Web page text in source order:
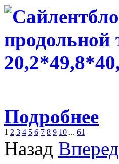
Подробнее
1 2 3 4 5 6 7 8 9 10 ... 61
Назад Вперед